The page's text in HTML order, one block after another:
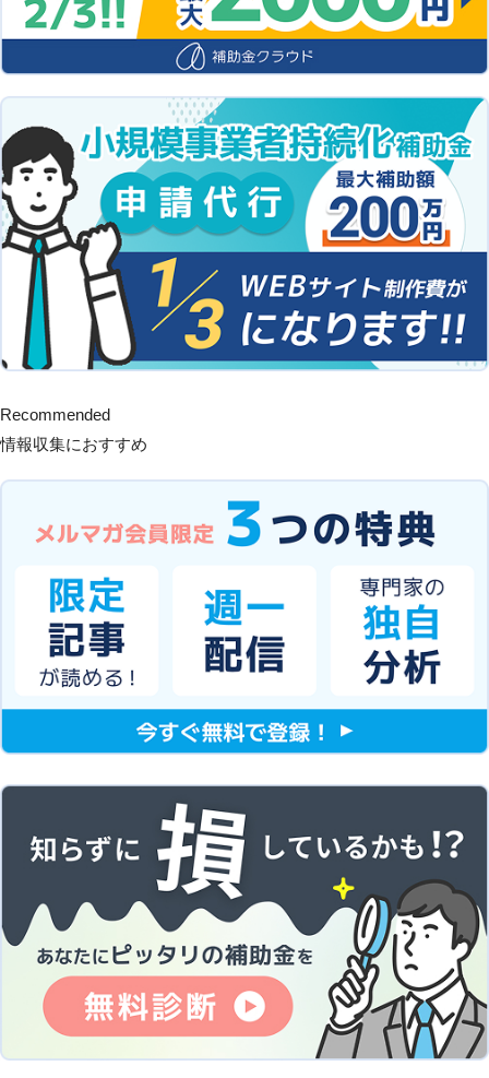
Recommended
情報収集におすすめ